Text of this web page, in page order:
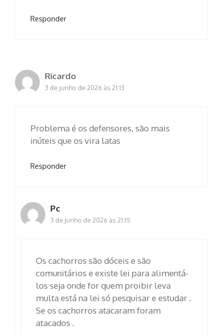
Responder
Ricardo
3 de junho de 2026 às 21:13
Problema é os defensores, são mais
inúteis que os vira latas
Responder
Pc
3 de junho de 2026 às 21:15
Os cachorros são dóceis e são
comunitários e existe lei para alimentá-
los seja onde for quem proibir leva
multa está na lei só pesquisar e estudar .
Se os cachorros atacaram foram
atacados .